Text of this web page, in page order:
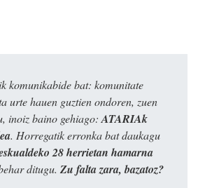
komunikabide bat: komunitate
urte hauen guztien ondoren, zuen
inoiz baino gehiago: ATARIAk
. Horregatik erronka bat daukagu
28 herrietan hamarna
ditugu. Zu falta zara, bazatoz?